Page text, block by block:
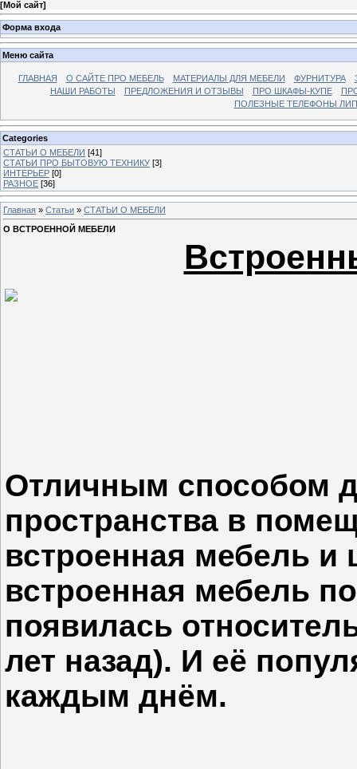
[Мой сайт]
Форма входа
Меню сайта
ГЛАВНАЯ О САЙТЕ ПРО МЕБЕЛЬ МАТЕРИАЛЫ ДЛЯ МЕБЕЛИ ФУРНИТУРА
НАШИ РАБОТЫ
ПРЕДЛОЖЕНИЯ И ОТЗЫВЫ ПРО ШКАФЫ-КУПЕ
ПОЛЕЗНЫЕ ТЕЛЕФОНЫ
Categories
СТАТЬИ О МЕБЕЛИ [41]
СТАТЬИ ПРО БЫТОВУЮ ТЕХНИКУ [3]
ИНТЕРЬЕР [0]
РАЗНОЕ [36]
Главная » Статьи » СТАТЬИ О МЕБЕЛИ
О ВСТРОЕННОЙ МЕБЕЛИ
Отличным способом
пространства в
встроенная мебель
встроенная мебель
появилась
лет назад). И её
каждым днём.